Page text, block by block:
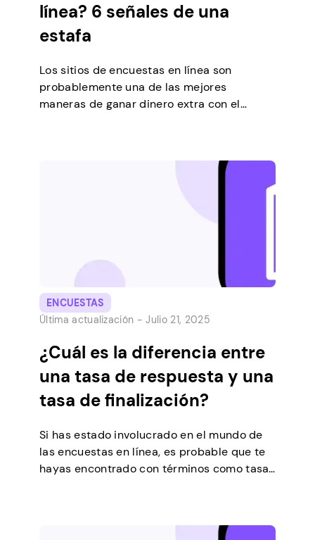
línea? 6 señales de una
estafa
Los sitios de encuestas en línea son
probablemente una de las mejores
maneras de ganar dinero extra con el
Con el auge de las plataformas de
encuestas optimizadas para dispositivos
móviles que aumentaron significativamente
ENCUESTAS
Última actualización -Julio 21, 2025
¿Cuál es la diferencia entre
una tasa de respuesta y una
tasa de finalización?
Si has estado involucrado en el mundo de
las encuestas en línea, es probable que te
hayas encontrado con términos como tasa
su importancia para aprovechar al máximo